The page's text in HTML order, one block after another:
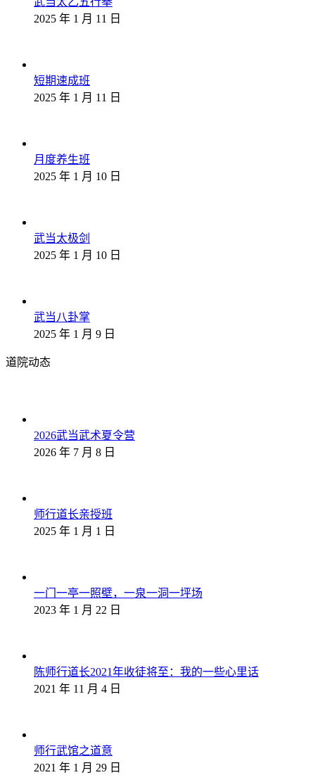
2025 年 1 月 11 日
短期速成班
2025 年 1 月 11 日
月度养生班
2025 年 1 月 10 日
武当太极剑
2025 年 1 月 10 日
武当八卦掌
2025 年 1 月 9 日
道院动态
2026武当武术夏令营
2026 年 7 月 8 日
师行道长亲授班
2025 年 1 月 1 日
一门一亭一照壁，一泉一洞一坪场
2023 年 1 月 22 日
陈师行道长2021年收徒将至：我的一些心里话
2021 年 11 月 4 日
师行武馆之道意
2021 年 1 月 29 日